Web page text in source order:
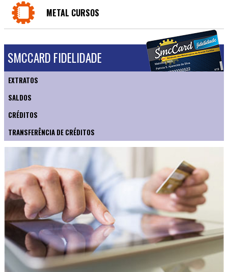
METAL CURSOS
SMCCARD FIDELIDADE
EXTRATOS
SALDOS
CRÉDITOS
TRANSFERÊNCIA DE CRÉDITOS